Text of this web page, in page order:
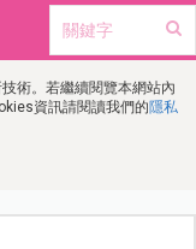
術。若繼續閱覽本網站內
資訊請閱讀我們的隱私